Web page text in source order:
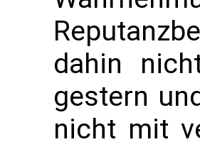
dahin
gestern
nicht mit